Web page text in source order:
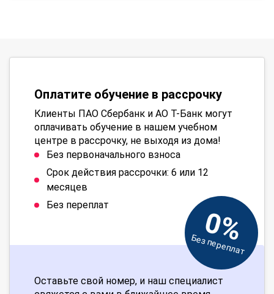
Оплатите обучение в рассрочку
Клиенты ПАО Сбербанк и АО Т-Банк могут
оплачивать обучение в нашем учебном
центре в рассрочку, не выходя из дома!
Без первоначального взноса
Срок действия рассрочки: 6 или 12
месяцев
Без переплат
0%
Без переплат
Оставьте свой номер, и наш специалист